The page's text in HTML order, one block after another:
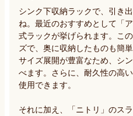
シンク下収納ラックで、引き
ね。最近のおすすめとして「
式ラックが挙げられます。こ
ズで、奥に収納したものも簡
サイズ展開が豊富なため、シ
べます。さらに、耐久性の高
使用できます。
それに加え、「ニトリ」のス